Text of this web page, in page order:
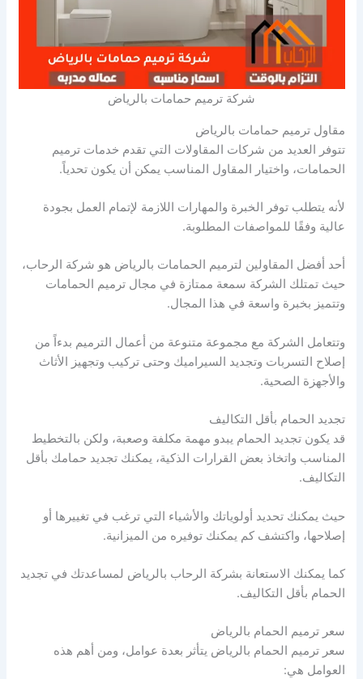
شركة ترميم حمامات بالرياض
مقاول ترميم حمامات بالرياض
تتوفر العديد من شركات المقاولات التي تقدم خدمات ترميم
الحمامات، واختيار المقاول المناسب يمكن أن يكون تحدياً.
لأنه يتطلب توفر الخبرة والمهارات اللازمة لإتمام العمل بجودة
عالية وفقًا للمواصفات المطلوبة.
أحد أفضل المقاولين لترميم الحمامات بالرياض هو شركة الرحاب،
حيث تمتلك الشركة سمعة ممتازة في مجال ترميم الحمامات
وتتميز بخبرة واسعة في هذا المجال.
وتتعامل الشركة مع مجموعة متنوعة من أعمال الترميم بدءاً من
إصلاح التسربات وتجديد السيراميك وحتى تركيب وتجهيز الأثاث
والأجهزة الصحية.
تجديد الحمام بأقل التكاليف
قد يكون تجديد الحمام يبدو مهمة مكلفة وصعبة، ولكن بالتخطيط
المناسب واتخاذ بعض القرارات الذكية، يمكنك تجديد حمامك بأقل
التكاليف.
حيث يمكنك تحديد أولوياتك والأشياء التي ترغب في تغييرها أو
إصلاحها، واكتشف كم يمكنك توفيره من الميزانية.
كما يمكنك الاستعانة بشركة الرحاب بالرياض لمساعدتك في تجديد
الحمام بأقل التكاليف.
سعر ترميم الحمام بالرياض
سعر ترميم الحمام بالرياض يتأثر بعدة عوامل، ومن أهم هذه
العوامل هي: